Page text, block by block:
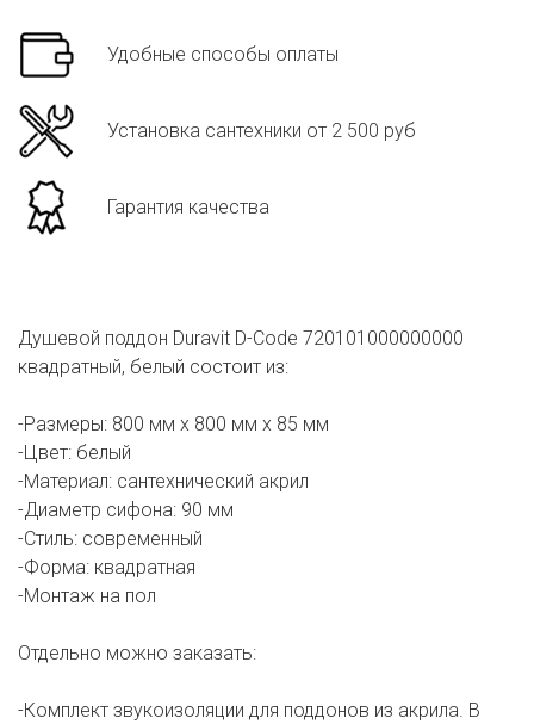
Удобные способы оплаты
Установка сантехники от 2 500 руб
Гарантия качества
Душевой поддон Duravit D-Code 720101000000000
квадратный, белый состоит из:
-Размеры: 800 мм x 800 мм x 85 мм
-Цвет: белый
-Материал: сантехнический акрил
-Диаметр сифона: 90 мм
-Стиль: современный
-Форма: квадратная
-Монтаж на пол
Отдельно можно заказать:
-Комплект звукоизоляции для поддонов из акрила. В